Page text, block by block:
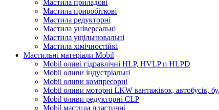
Мастила приладові
Мастила приробіткові
Мастила редукторні
Мастила універсальні
Мастила ущільнювальні
Мастила хімічностійкі
Мастильні матеріали Mobil
Mobil оливі гідравлічні HLP, HVLP и HLPD
Mobil оливи індустріальні
Mobil оливи компресорні
Mobil оливи моторні LKW вантажівок, автобусів,
Mobil оливи редукторні CLP
Mobil мастила пластичні